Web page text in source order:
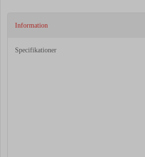
Information
Specifikationer